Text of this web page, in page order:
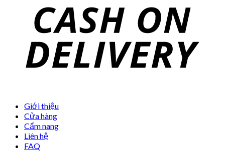
Giới thiệu
Cửa hàng
Cẩm nang
Liên hệ
FAQ